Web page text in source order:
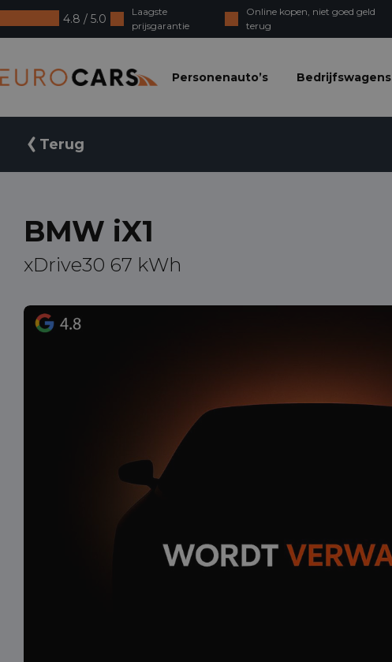
4.8 / 5.0
Laagste
prijsgarantie
Online kopen, niet goed geld
terug
Personenauto’s
Bedrijfswagens
Terug
BMW iX1
xDrive30 67 kWh